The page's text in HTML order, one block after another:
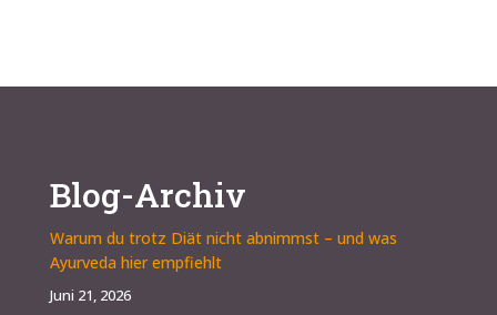
Blog-Archiv
Warum du trotz Diät nicht abnimmst – und was
Ayurveda hier empfiehlt
Juni 21, 2026